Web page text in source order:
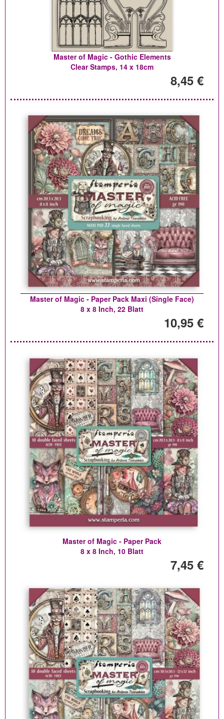
Master of Magic - Gothic Elements
Clear Stamps, 14 x 18cm
8,45 €
Master of Magic - Paper Pack Maxi (Single Face)
8 x 8 Inch, 22 Blatt
10,95 €
Master of Magic - Paper Pack
8 x 8 Inch, 10 Blatt
7,45 €